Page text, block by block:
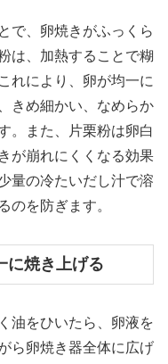
で、卵焼きがふっくら
は、加熱することで糊
れにより、卵が均一に
きめ細かい、なめらか
。また、片栗粉は卵白
が崩れにくくなる効果
量の冷たいだし汁で溶
のを防ぎます。
に焼き上げる
油をひいたら、卵液を
ら卵焼き器全体に広げ